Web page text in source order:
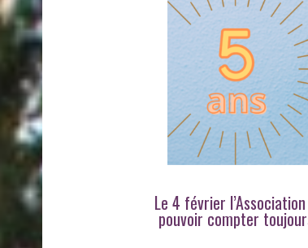
Le 4 février
pouvoir compter